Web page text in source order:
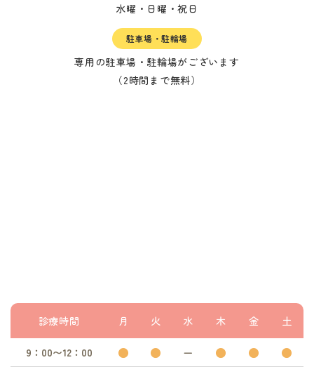
水曜・日曜・祝日
駐車場・駐輪場
専用の駐車場・駐輪場がございます
（2時間まで無料）
診療時間 月 火 水 木 金 土
9：00〜12：00 ● ● ー ● ● ●